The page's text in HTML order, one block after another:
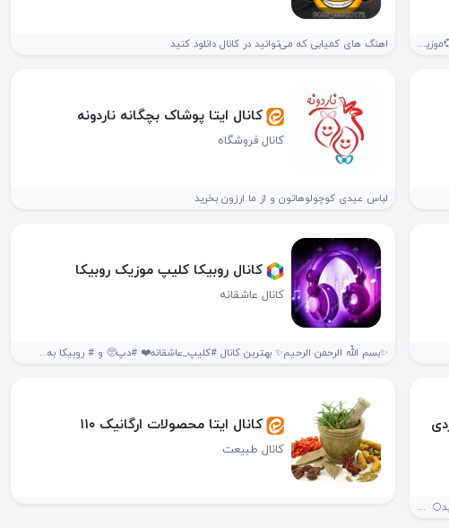
🎶موزیک استودیو🎶 🖋️بهتری موسیقی رپ وغیره 🖋️ آید مدیر:@reeza_abdii 💞موزیک جدید ناب💞... اهنگ های کمیابی که می‌توانید در کانال دانلود کنید
کانال ایتا پوشاک بچگانه ناردونه
کانال فروشگاه
لباس عیدی کوچولوهاتون و از ما ارزون بخرید
کانال روبیکا کلیپ موزیک روبیکا
کانال عاشقانه
✨بسم اللّه الرحمن الرحیم✨ بهترین کانال #کلیپ_عاشقانه❤️ #دپ🥺 و # روبیکا به...
سریال ونزدیWednesday ‌ 🔸به بهترین کانال ‌🔥🏖️در روبیکـ𝗥𝘂𝗯𝗶𝗸𝗮ـا خوش آمدید🌕 ‌ +...
کانال ایتا محصولات ارگانیک ۱۱۰
کانال طبیعت